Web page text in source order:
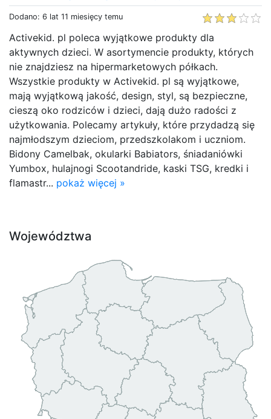
Dodano: 6 lat 11 miesięcy temu
Activekid. pl poleca wyjątkowe produkty dla
aktywnych dzieci. W asortymencie produkty, których
nie znajdziesz na hipermarketowych półkach.
Wszystkie produkty w Activekid. pl są wyjątkowe,
mają wyjątkową jakość, design, styl, są bezpieczne,
cieszą oko rodziców i dzieci, dają dużo radości z
użytkowania. Polecamy artykuły, które przydadzą się
najmłodszym dzieciom, przedszkolakom i uczniom.
Bidony Camelbak, okularki Babiators, śniadaniówki
Yumbox, hulajnogi Scootandride, kaski TSG, kredki i
flamastr... pokaż więcej »
Województwa